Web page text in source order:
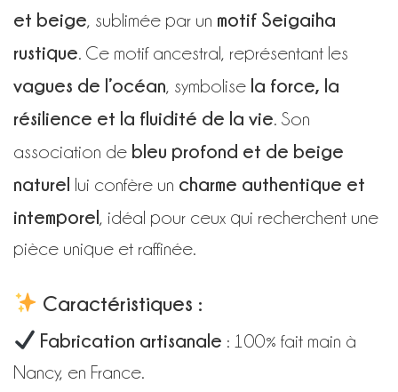
et beige, sublimée par un motif Seigaiha
rustique. Ce motif ancestral, représentant les
vagues de l’océan, symbolise la force, la
résilience et la fluidité de la vie. Son
association de bleu profond et de beige
naturel lui confère un charme authentique et
intemporel, idéal pour ceux qui recherchent une
pièce unique et raffinée.
Caractéristiques :
Fabrication artisanale : 100% fait main à
Nancy, en France.